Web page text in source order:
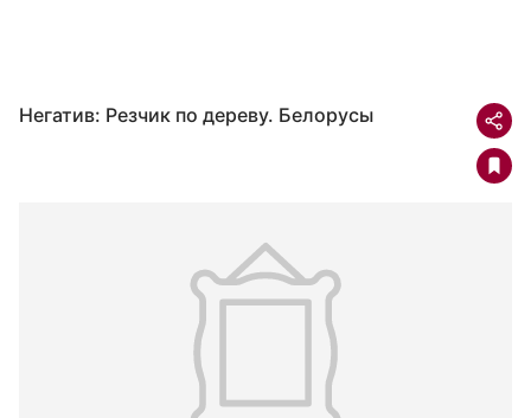
Негатив: Резчик по дереву. Белорусы